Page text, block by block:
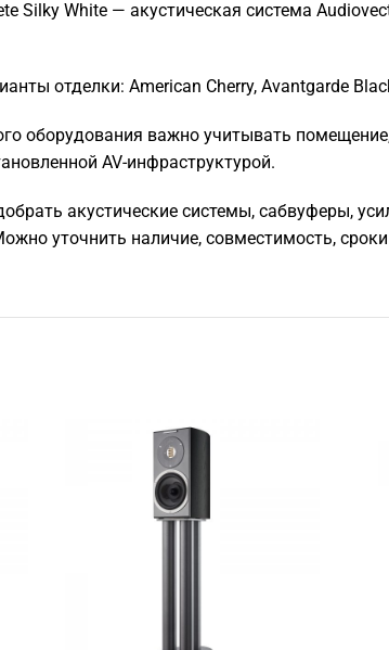
Silky White — акустическая система
отделки: American Cherry, Avantgarde
оборудования важно учитывать
AV-инфраструктурой.
акустические системы, сабвуферы,
уточнить наличие, совместимость,